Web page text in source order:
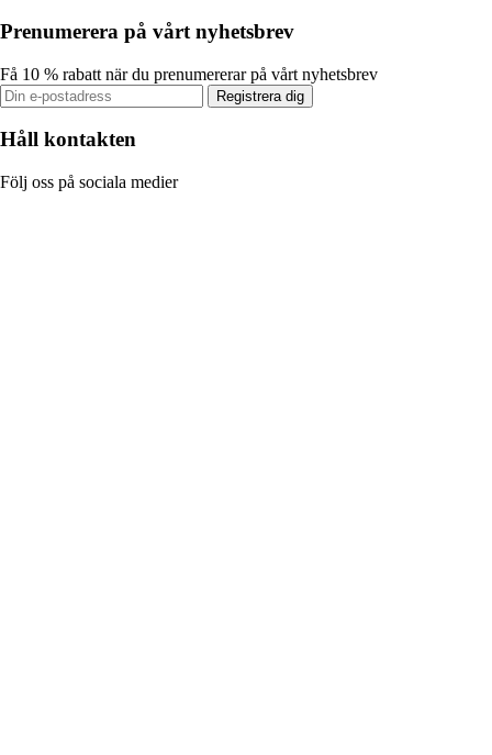
Prenumerera på vårt nyhetsbrev
Få 10 % rabatt när du prenumererar på vårt nyhetsbrev
Registrera dig
Håll kontakten
Följ oss på sociala medier